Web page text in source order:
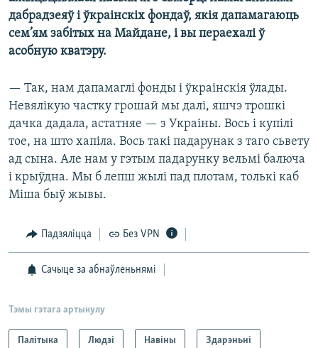
дабрадзеяў і ўкраінскіх фондаў, якія дапамагаюць
сем’ям забітых на Майдане, і вы пераехалі ў
асобную кватэру.
— Так, нам дапамаглі фонды і ўкраінскія ўлады.
Невялікую частку грошай мы далі, яшчэ трошкі
дачка дадала, астатняе — з Украіны. Вось і купілі
тое, на што хапіла. Вось такі падарунак з таго сьвету
ад сына. Але нам у гэтым падарунку вельмі балюча
і крыўдна. Мы б лепш жылі пад плотам, толькі каб
Міша быў жывы.
Падзяліцца Без VPN
Сачыце за абнаўленьнямі
Тэмы гэтага артыкулу
Палітыка Людзі Навіны Здарэньні